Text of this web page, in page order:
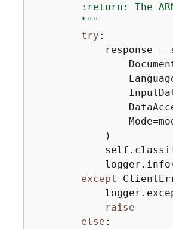
:return: The
        """
try :
response =
            )
except
raise
else :